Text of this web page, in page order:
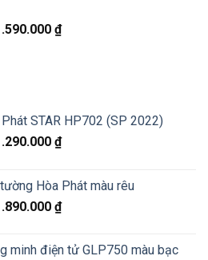
₫
STAR HP702 (SP 2022)
₫
Hòa Phát màu rêu
₫
minh điện tử GLP750 màu bạc